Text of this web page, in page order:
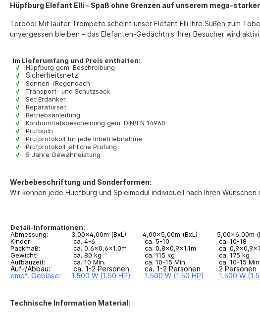
Hüpfburg Elefant Elli - Spaß ohne Grenzen auf unserem mega-
Törööö! Mit lauter Trompete scheint unser Elefant Elli Ihre Süßen zum
unvergessen bleiben – das Elefanten-Gedächtnis Ihrer Besucher wird
Im Lieferumfang und Preis enthalten:
√
Hüpfburg gem. Beschreibung
√
Sicherheitsnetz
√
Sonnen-/Regendach
√
Transport- und Schutzsack
√
Set Erdanker
√
Reparaturset
√
Betriebsanleitung
√
Konformitätsbescheinung gem. DIN/EN 14960
√
Prüfbuch
√
Prüfprotokoll für jede Inbetriebnahme
√
Prüfprotokoll jähliche Prüfung
√
5 Jahre Gewährleistung
Werbebeschriftung und Sonderformen:
Wir können jede Hüpfburg und Spielmodul individuell nach Ihren
Detail-Informationen:
Abmessung:
3,00x4,00m (BxL) 4,00x5,00m (BxL)
5,00x6,00m
Kinder:
ca. 4-6 ca. 5-10
ca. 10-18
Packmaß:
ca. 0,6x0,6x1,0m ca. 0,8x0,9x1,1m
ca.
Gewicht:
ca. 80 kg ca. 115 kg
ca. 175 kg
Aufbauzeit:
ca. 10 Min. ca. 10-15 Min. ca. 10-15 Min.
Auf-/Abbau: ca. 1-2 Personen ca. 1-2 Personen
2 Personen
empf. Gebläse:
1.500 W (1.50 HP) 1.500 W (1.50 HP) 1.500 W
Technische Information Material: